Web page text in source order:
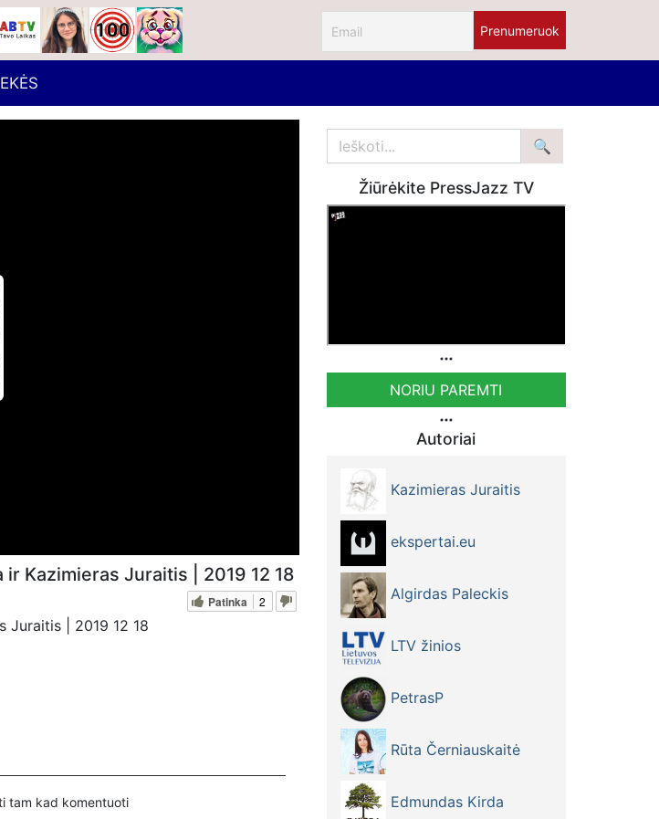
Kazimieras Juraitis | 2019 12 18
Patinka 2
Juraitis | 2019 12 18
tam kad komentuoti
Žiūrėkite PressJazz TV
NORIU PAREMTI
Autoriai
Kazimieras Juraitis
ekspertai.eu
Algirdas Paleckis
LTV žinios
PetrasP
Rūta Černiauskaitė
Edmundas Kirda